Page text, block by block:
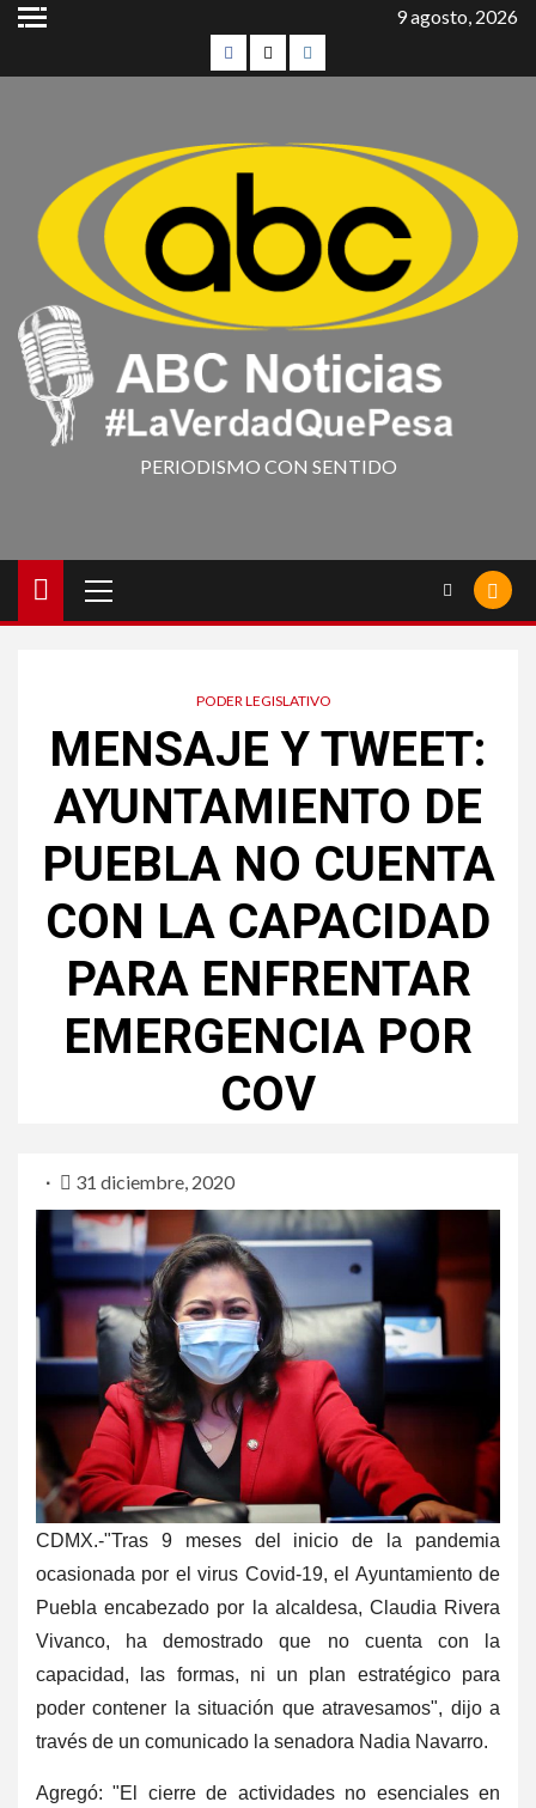
9 agosto, 2026
PERIODISMO CON SENTIDO
PODER LEGISLATIVO
MENSAJE Y TWEET:
AYUNTAMIENTO DE
PUEBLA NO CUENTA
CON LA CAPACIDAD
PARA ENFRENTAR
EMERGENCIA POR
COV
31 diciembre, 2020
CDMX.-"Tras 9 meses del inicio de la pandemia
ocasionada por el virus Covid-19, el Ayuntamiento de
Puebla encabezado por la alcaldesa, Claudia Rivera
Vivanco, ha demostrado que no cuenta con la
capacidad, las formas, ni un plan estratégico para
poder contener la situación que atravesamos", dijo a
través de un comunicado la senadora Nadia Navarro.
Agregó: "El cierre de actividades no esenciales en